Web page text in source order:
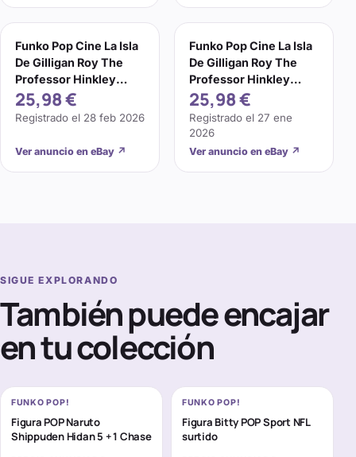
Funko Pop Cine La Isla
De Gilligan Roy The
Professor Hinkley
70763
25,98 €
Registrado el 28 feb 2026
Ver anuncio en eBay ↗
Funko Pop Cine La Isla
De Gilligan Roy The
Professor Hinkley
70763
25,98 €
Registrado el 27 ene
2026
Ver anuncio en eBay ↗
SIGUE EXPLORANDO
También puede encajar
en tu colección
FUNKO POP!
Figura POP Naruto
Shippuden Hidan 5 + 1 Chase
FUNKO POP!
Figura Bitty POP Sport NFL
surtido